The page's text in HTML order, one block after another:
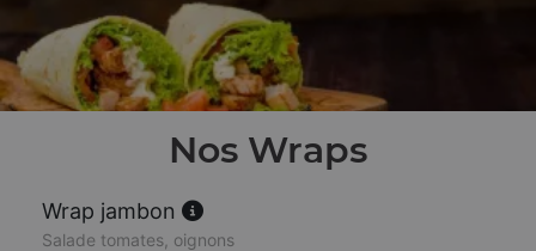
Nos Wraps
Wrap jambon
Salade tomates, oignons